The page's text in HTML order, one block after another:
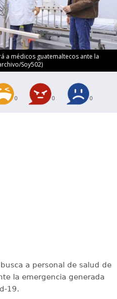
a médicos guatemaltecos ante la
Soy502)
0 0 0
a personal de salud de
la emergencia generada
19.